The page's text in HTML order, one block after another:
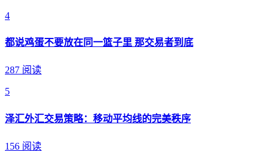
4
都说鸡蛋不要放在同一篮子里 那交易者到底
287 阅读
5
泽汇外汇交易策略：移动平均线的完美秩序
156 阅读